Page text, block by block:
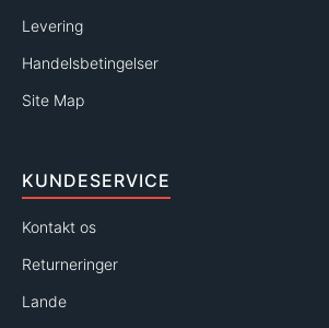
Levering
Handelsbetingelser
Site Map
KUNDESERVICE
Kontakt os
Returneringer
Lande